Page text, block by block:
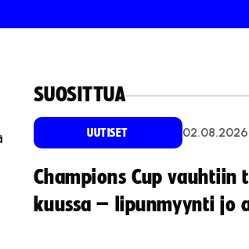
SUOSITTUA
UUTISET 02.08.2026
Champions Cup vauhtiin
kuussa – lipunmyynti jo